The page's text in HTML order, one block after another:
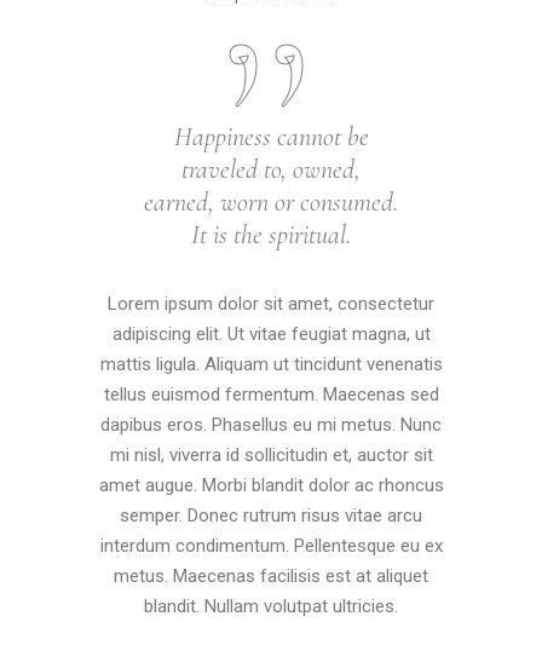
Happiness cannot be
traveled to, owned,
earned, worn or consumed.
It is the spiritual.
Lorem ipsum dolor sit amet, consectetur
adipiscing elit. Ut vitae feugiat magna, ut
mattis ligula. Aliquam ut tincidunt venenatis
tellus euismod fermentum. Maecenas sed
dapibus eros. Phasellus eu mi metus. Nunc
mi nisl, viverra id sollicitudin et, auctor sit
amet augue. Morbi blandit dolor ac rhoncus
semper. Donec rutrum risus vitae arcu
interdum condimentum. Pellentesque eu ex
metus. Maecenas facilisis est at aliquet
blandit. Nullam volutpat ultricies.